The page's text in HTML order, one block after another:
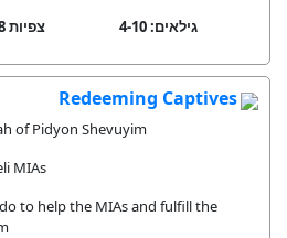
גילאים: 4-10 8538 צפיות
Redeeming Captives
of Pidyon Shevuyim
MIAs
to help the MIAs and fulfill the